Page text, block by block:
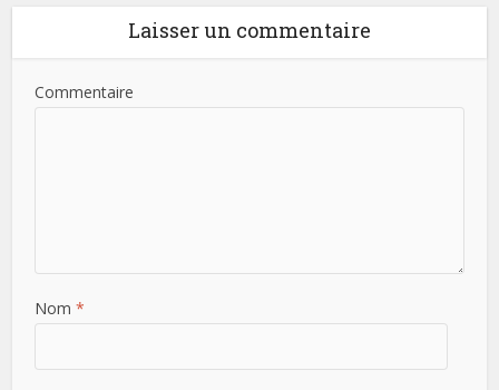
Laisser un commentaire
Commentaire
Nom *